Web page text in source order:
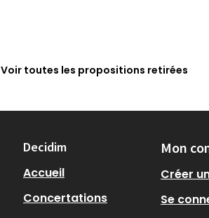
Voir toutes les propositions retirées
Decidim
Accueil
Concertations
Mon
Créer
Se